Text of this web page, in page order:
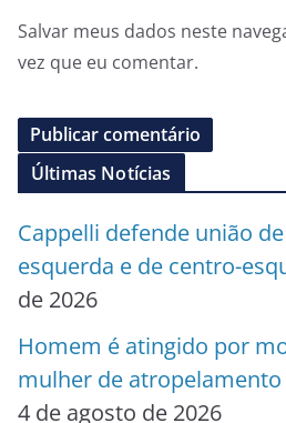
Salvar meus dados neste
vez que eu comentar.
Últimas Notícias
Cappelli defende união
esquerda e de centro-
de 2026
Homem é atingido por
mulher de atropelamento
4 de agosto de 2026